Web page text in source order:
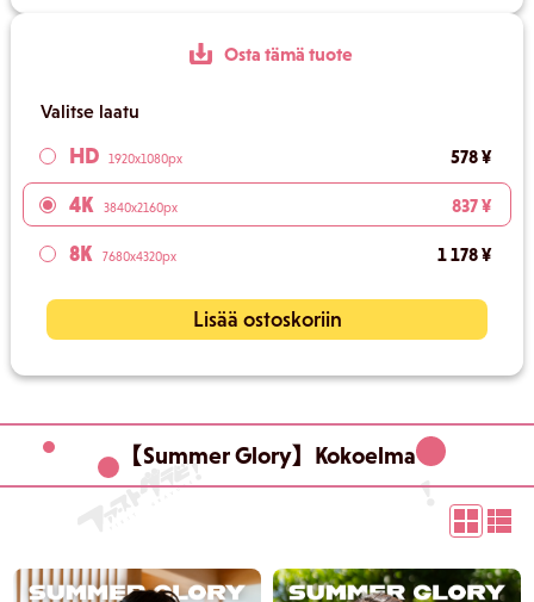
Osta tämä tuote
Valitse laatu
HD 1920x1080px 578 ¥
4K 3840x2160px 837 ¥
8K 7680x4320px 1 178 ¥
Lisää ostoskoriin
【Summer Glory】Kokoelma